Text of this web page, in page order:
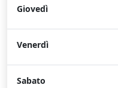
Giovedì
Venerdì
Sabato